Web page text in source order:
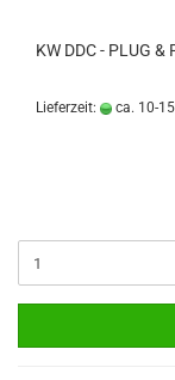
KW DDC - PLUG &
Lieferzeit: ca. 10-